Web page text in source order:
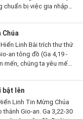
chuẩn bị việc gia nhập
gian...
Chúa
Linh Bài trích thư thứ
an tông đồ (Ga 4,19 -
mến, chúng ta yêu mến
bật lên
Linh Tin Mừng Chúa
Gio-an. Ga 3,22-30